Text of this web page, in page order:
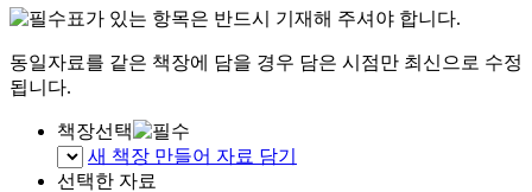
표가 있는 항목은 반드시 기재해 주셔야 합니다.
동일자료를 같은 책장에 담을 경우 담은 시점만 최신으로 수정
됩니다.
책장선택
새 책장 만들어 자료 담기
선택한 자료